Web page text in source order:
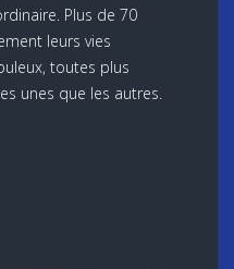
Plus de 70
leurs vies
toutes plus
unes que les autres.